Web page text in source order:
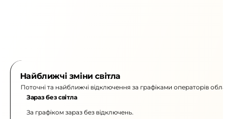
Найближчі зміни світла
Поточні та найближчі відключення за графіками операторів
Зараз без світла
За графіком зараз без відключень.